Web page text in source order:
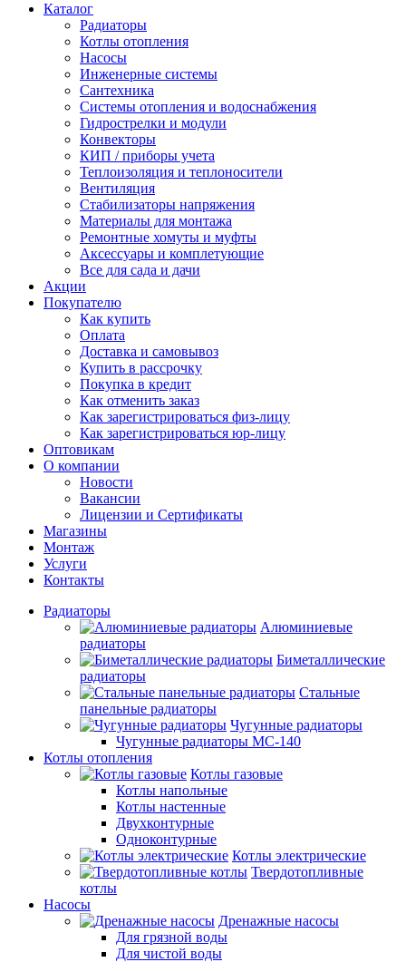
Каталог
Радиаторы
Котлы отопления
Насосы
Инженерные системы
Сантехника
Системы отопления и водоснабжения
Гидрострелки и модули
Конвекторы
КИП / приборы учета
Теплоизоляция и теплоносители
Вентиляция
Стабилизаторы напряжения
Материалы для монтажа
Ремонтные хомуты и муфты
Аксессуары и комплетующие
Все для сада и дачи
Акции
Покупателю
Как купить
Оплата
Доставка и самовывоз
Купить в рассрочку
Покупка в кредит
Как отменить заказ
Как зарегистрироваться физ-лицу
Как зарегистрироваться юр-лицу
Оптовикам
О компании
Новости
Вакансии
Лицензии и Сертификаты
Магазины
Монтаж
Услуги
Контакты
Радиаторы
Алюминиевые
радиаторы
Биметаллические
радиаторы
Стальные
панельные радиаторы
Чугунные радиаторы
Чугунные радиаторы МС-140
Котлы отопления
Котлы газовые
Котлы напольные
Котлы настенные
Двухконтурные
Одноконтурные
Котлы электрические
Твердотопливные
котлы
Насосы
Дренажные насосы
Для грязной воды
Для чистой воды